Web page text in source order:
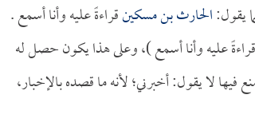
يقول:الحارث بن مسكينقراءةً عليه وأنا أسمع .
قراءةً عليه وأنا أسمع )، وعلى هذا يكون حصل له
لا يقول: أخبرني؛ لأنه ما قصده بالإخبار،